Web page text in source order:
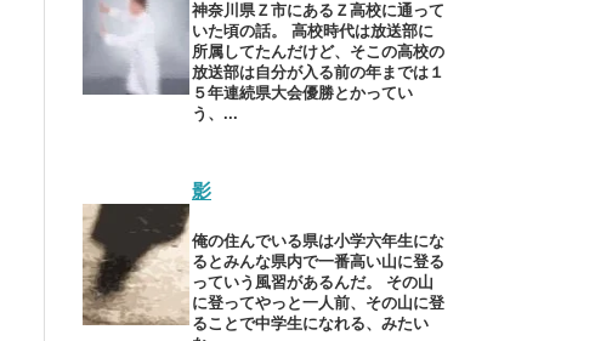
神奈川県Ｚ市にあるＺ高校に通って
いた頃の話。 高校時代は放送部に
所属してたんだけど、そこの高校の
放送部は自分が入る前の年までは１
５年連続県大会優勝とかってい
う、...
影
俺の住んでいる県は小学六年生にな
るとみんな県内で一番高い山に登る
っていう風習があるんだ。 その山
に登ってやっと一人前、その山に登
ることで中学生になれる、みたい